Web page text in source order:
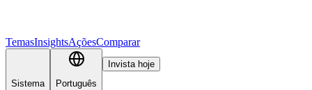
TemasInsightsAçõesComparar
Sistema Português
Invista hoje